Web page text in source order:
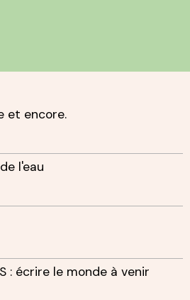
et encore.
l'eau
: écrire le monde à venir